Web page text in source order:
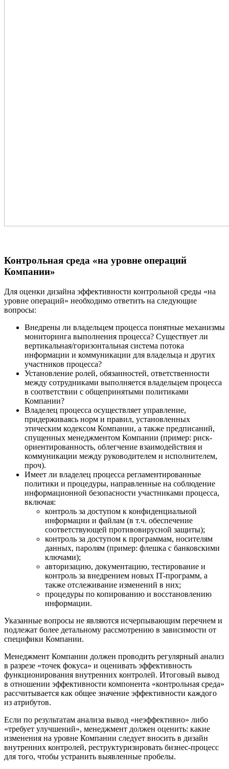
Контрольная среда «на уровне операций
Компании»
Для оценки дизайна эффективности контрольной среды «на
уровне операций» необходимо ответить на следующие
вопросы:
Внедрены ли владельцем процесса понятные механизмы
мониторинга выполнения процесса? Существует ли
вертикальная/горизонтальная система потока
информации и коммуникации для владельца и других
участников процесса?
Установление ролей, обязанностей, ответственности
между сотрудниками выполняется владельцем процесса
в соответствии с общепринятыми политиками
Компании?
Владелец процесса осуществляет управление,
придерживаясь норм и правил, установленных
этическим кодексом Компании, а также предписаний,
спущенных менеджментом Компании (пример: риск-
ориентированность, облегчение взаимодействия и
коммуникации между руководителем и исполнителем,
проч).
Имеет ли владелец процесса регламентированные
политики и процедуры, направленные на соблюдение
информационной безопасности участниками процесса,
включая:
контроль за доступом к конфиденциальной
информации и файлам (в т.ч. обеспечение
соответствующей противовирусной защиты);
контроль за доступом к программам, носителям
данных, паролям (пример: флешка с банковскими
ключами);
авторизацию, документацию, тестирование и
контроль за внедрением новых IT-программ, а
также отслеживание изменений в них;
процедуры по копированию и восстановлению
информации.
Указанные вопросы не являются исчерпывающим перечнем и
подлежат более детальному рассмотрению в зависимости от
специфики Компании.
Менеджмент Компании должен проводить регулярный анализ
в разрезе «точек фокуса» и оценивать эффективность
функционирования внутренних контролей. Итоговый вывод
в отношении эффективности компонента «контрольная среда»
рассчитывается как общее значение эффективности каждого
из атрибутов.
Если по результатам анализа вывод «неэффективно» либо
«требует улучшений», менеджмент должен оценить: какие
изменения на уровне Компании следует вносить в дизайн
внутренних контролей, реструктуризировать бизнес-процесс
для того, чтобы устранить выявленные пробелы.